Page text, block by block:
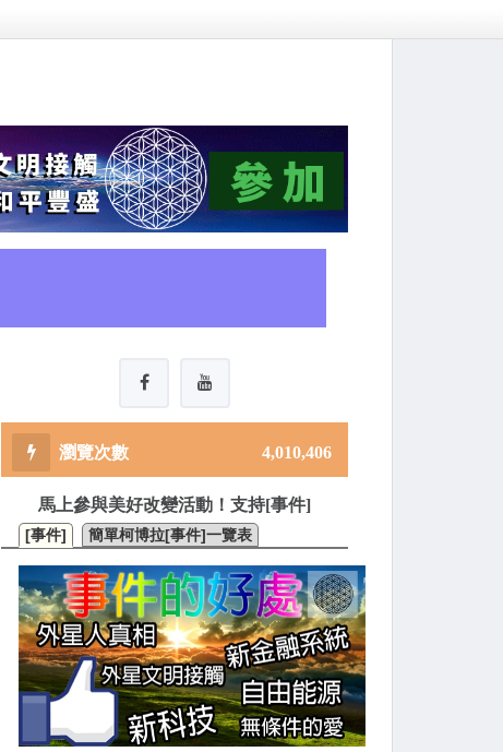
4,010,406
馬上參與美好改變活動！支持[事件]
[事件] 簡單柯博拉[事件]一覽表